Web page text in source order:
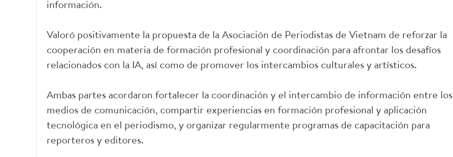
información.
Valoró positivamente la propuesta de la Asociación de Periodistas de Vietnam de reforzar la
cooperación en materia de formación profesional y coordinación para afrontar los desafíos
relacionados con la IA, así como de promover los intercambios culturales y artísticos.
Ambas partes acordaron fortalecer la coordinación y el intercambio de información entre los
medios de comunicación, compartir experiencias en formación profesional y aplicación
tecnológica en el periodismo, y organizar regularmente programas de capacitación para
reporteros y editores.